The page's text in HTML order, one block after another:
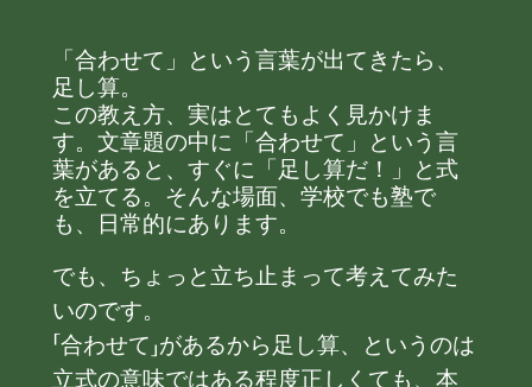
「合わせて」という言葉が出てきたら、
足し算。
この教え方、実はとてもよく見かけま
す。文章題の中に「合わせて」という言
葉があると、すぐに「足し算だ！」と式
を立てる。そんな場面、学校でも塾で
も、日常的にあります。
でも、ちょっと立ち止まって考えてみた
いのです。
「合わせて」があるから足し算、というのは
立式の意味ではある程度正しくても、本